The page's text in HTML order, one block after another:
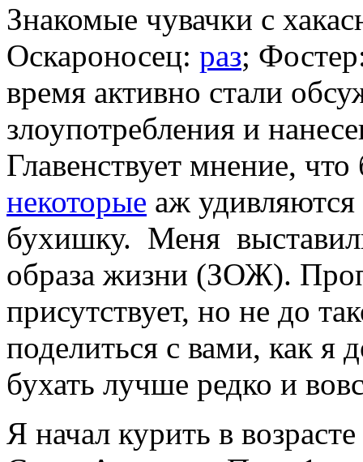
Знакомые чувачки с
Оскароносец: раз;
время активно стали
злоупотребления и
Главенствует мнение,
некоторые аж
бухишку. Меня
образа жизни (ЗОЖ).
присутствует, но не до
поделиться с вами, как я
бухать лучше редко и
Я начал курить в